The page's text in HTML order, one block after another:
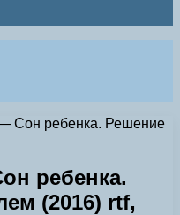
Сон ребенка. Решение
ребенка.
(2016) rtf,